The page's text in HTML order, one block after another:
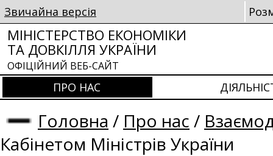
Звичайна версія
МІНІСТЕРСТВО ЕКОНОМІКИ
ТА ДОВКІЛЛЯ УКРАЇНИ
ОФІЦІЙНИЙ ВЕБ-САЙТ
ПРО НАС
Головна / Про нас /
Кабінетом Міністрів України